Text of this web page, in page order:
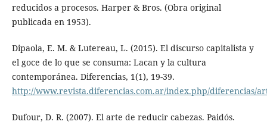
reducidos a procesos. Harper & Bros. (Obra original
publicada en 1953).
Dipaola, E. M. & Lutereau, L. (2015). El discurso capitalista y
el goce de lo que se consuma: Lacan y la cultura
contemporánea. Diferencias, 1(1), 19-39.
http://www.revista.diferencias.com.ar/index.php/diferencias/
Dufour, D. R. (2007). El arte de reducir cabezas. Paidós.